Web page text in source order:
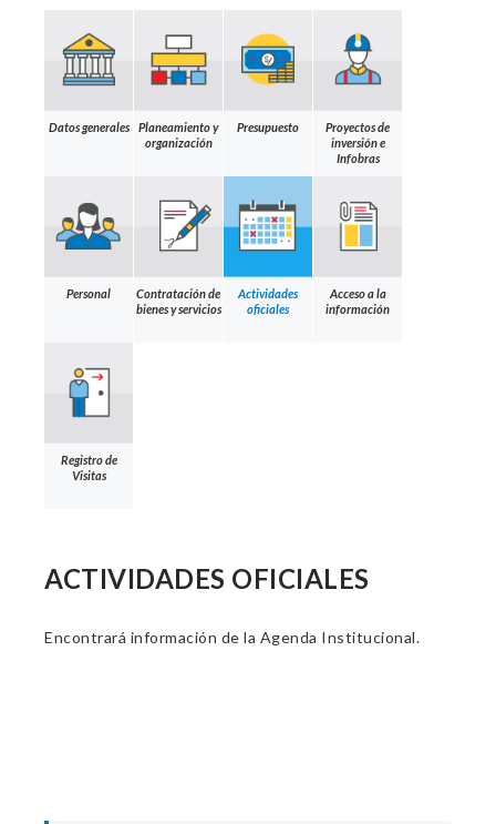
Datos generales
Planeamiento y
organización
Presupuesto
Proyectos de
inversión e
Infobras
Personal
Contratación de
bienes y servicios
Actividades
oficiales
Acceso a la
información
Registro de
Visitas
ACTIVIDADES OFICIALES
Encontrará información de la Agenda Institucional.